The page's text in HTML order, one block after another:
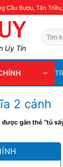
Cầu Bươu, Tân
Uy Tín
Tìm
kiếm:
2 cánh
được gắn thẻ “tủ